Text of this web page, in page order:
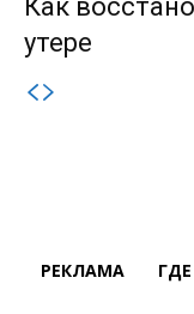
Как
утере
РЕКЛАМА